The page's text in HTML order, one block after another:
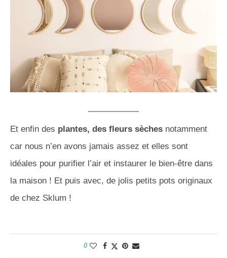
Et enfin des plantes, des fleurs sèches notamment
car nous n’en avons jamais assez et elles sont
idéales pour purifier l’air et instaurer le bien-être dans
la maison ! Et puis avec, de jolis petits pots originaux
de chez Sklum !
0